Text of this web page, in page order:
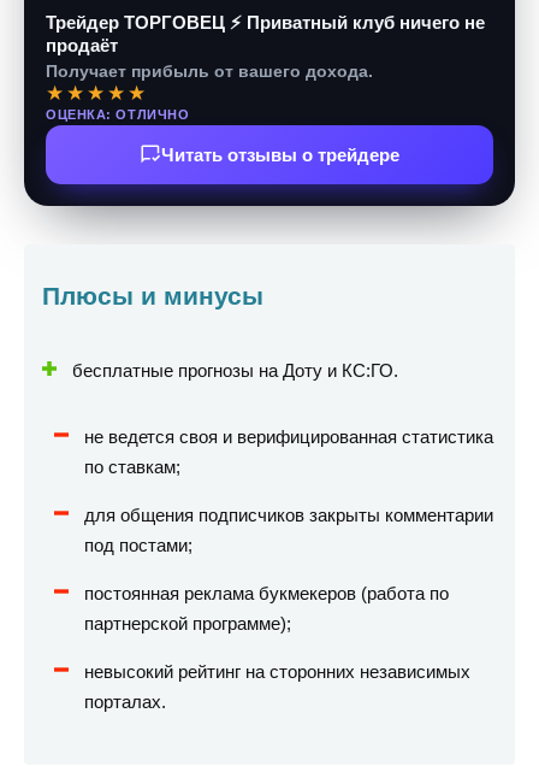
Трейдер ТОРГОВЕЦ ⚡ Приватный клуб ничего не
продаёт
Получает прибыль от вашего дохода.
★★★★★
ОЦЕНКА: ОТЛИЧНО
Читать отзывы о трейдере
Плюсы и минусы
бесплатные прогнозы на Доту и КС:ГО.
не ведется своя и верифицированная статистика
по ставкам;
для общения подписчиков закрыты комментарии
под постами;
постоянная реклама букмекеров (работа по
партнерской программе);
невысокий рейтинг на сторонних независимых
порталах.